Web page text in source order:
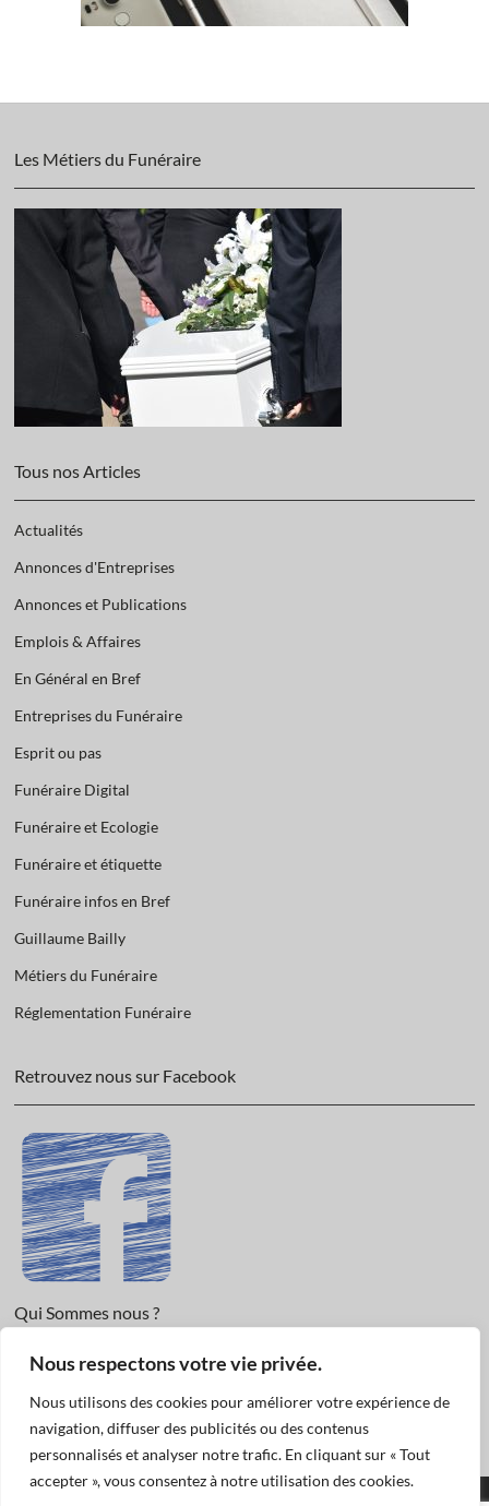
Nous respectons votre vie privée.
Nous utilisons des cookies pour améliorer votre expérience de
navigation, diffuser des publicités ou des contenus
personnalisés et analyser notre trafic. En cliquant sur « Tout
accepter », vous consentez à notre utilisation des cookies.
Les Métiers du Funéraire
Tous nos Articles
Actualités
Annonces d'Entreprises
Annonces et Publications
Emplois & Affaires
En Général en Bref
Entreprises du Funéraire
Esprit ou pas
Funéraire Digital
Funéraire et Ecologie
Funéraire et étiquette
Funéraire infos en Bref
Guillaume Bailly
Métiers du Funéraire
Réglementation Funéraire
Retrouvez nous sur Facebook
Qui Sommes nous ?
Informations légales et Protection des données.
Nous Contacter